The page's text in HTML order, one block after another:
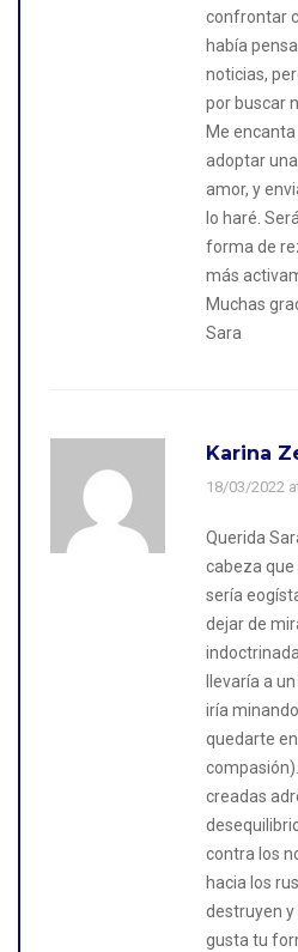
confrontar
había
noticias,
por buscar
Me
adoptar
amor, y
lo haré.
forma de
más
Muchas
Sara
Karina
18/03/2022
Querida
cabeza que
sería
dejar de
llevaría a
iría
quedarte
creadas
contra los
hacia los
destruyen y
gusta tu